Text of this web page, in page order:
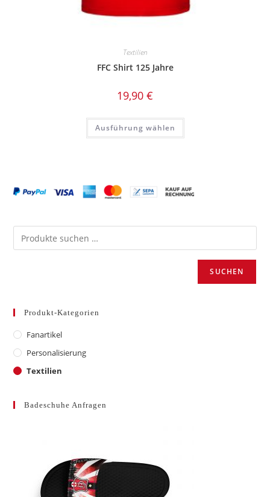
Textilien
FFC Shirt 125 Jahre
19,90 €
Ausführung wählen
Dieses
weist
können
auf
SUCHEN
Produkt-Kategorien
Fanartikel
Personalisierung
Textilien
Badeschuhe Anfragen